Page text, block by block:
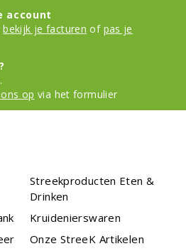
account
bekijk je facturen of pas je
op via het formulier
Streekproducten Eten &
Drinken
Kruidenierswaren
Onze StreeK Artikelen